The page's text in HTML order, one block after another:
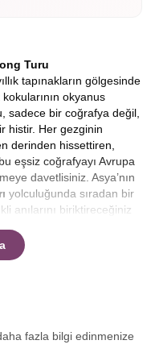
Turu
tapınakların gölgesinde
okyanus
sadece bir coğrafya değil,
histir. Her gezginin
derinden hissettiren,
eşsiz coğrafyayı Avrupa
davetlisiniz. Asya’nın
yolculuğunda sıradan bir
anılarını biriktireceğiniz
hem kadim
şehirlerin baş döndürücü
hemen ardından
mimarisinin Asya kültürüyle
gökleri delen siluetinde
fazla bilgi edinmenize